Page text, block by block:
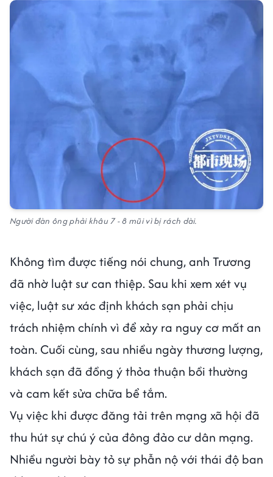
Người đàn ông phải khâu 7 - 8 mũi vì bị rách dài.
Không tìm được tiếng nói chung, anh Trương
đã nhờ luật sư can thiệp. Sau khi xem xét vụ
việc, luật sư xác định khách sạn phải chịu
trách nhiệm chính vì để xảy ra nguy cơ mất an
toàn. Cuối cùng, sau nhiều ngày thương lượng,
khách sạn đã đồng ý thỏa thuận bồi thường
và cam kết sửa chữa bể tắm.
Vụ việc khi được đăng tải trên mạng xã hội đã
thu hút sự chú ý của đông đảo cư dân mạng.
Nhiều người bày tỏ sự phẫn nộ với thái độ ban